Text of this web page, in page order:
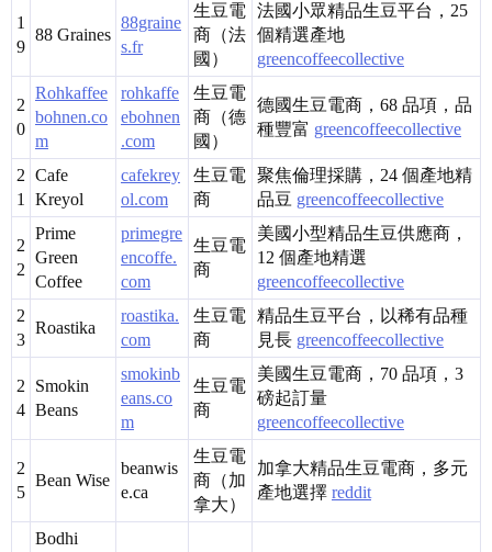
1
9
88 Graines
88graine
s.fr
生豆電
商（法
國）
法國小眾精品生豆平台，25
個精選產地
greencoffeecollective
2
0
Rohkaffee
bohnen.co
m
rohkaffe
ebohnen
.com
生豆電
商（德
國）
德國生豆電商，68 品項，品
種豐富 greencoffeecollective
2
1
Cafe
Kreyol
cafekrey
ol.com
生豆電
商
聚焦倫理採購，24 個產地精
品豆 greencoffeecollective
2
2
Prime
Green
Coffee
primegre
encoffe.
com
生豆電
商
美國小型精品生豆供應商，
12 個產地精選
greencoffeecollective
2
3
Roastika
roastika.
com
生豆電
商
精品生豆平台，以稀有品種
見長 greencoffeecollective
2
4
Smokin
Beans
smokinb
eans.co
m
生豆電
商
美國生豆電商，70 品項，3
磅起訂量
greencoffeecollective
2
5
Bean Wise
beanwis
e.ca
生豆電
商（加
拿大）
加拿大精品生豆電商，多元
產地選擇 reddit
Bodhi